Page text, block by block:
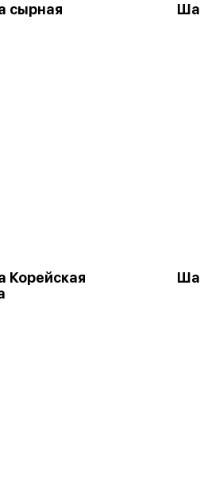
сырная
Корейская